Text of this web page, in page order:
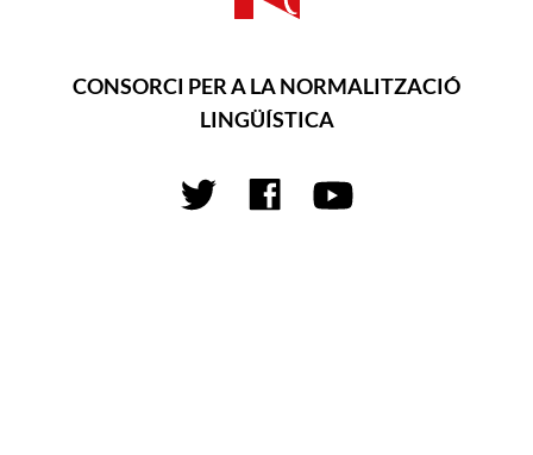
CONSORCI PER A LA NORMALITZACIÓ
LINGÜÍSTICA